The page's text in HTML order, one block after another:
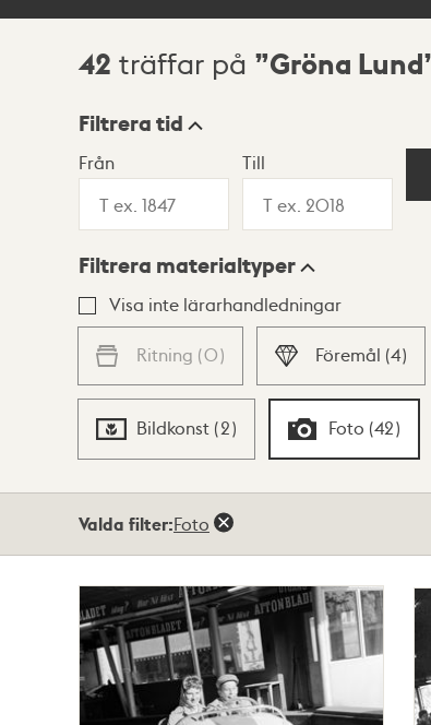
Sökresultat
42 träffar på Gröna Lund
Visningsläge
Lista Karta
Filtrera tid
Från Till
Filtrera materialtyper
Visa inte lärarhandledningar
Ritning (0) Föremål (4)
Bildkonst (2) Foto (42)
Valda filter:Foto